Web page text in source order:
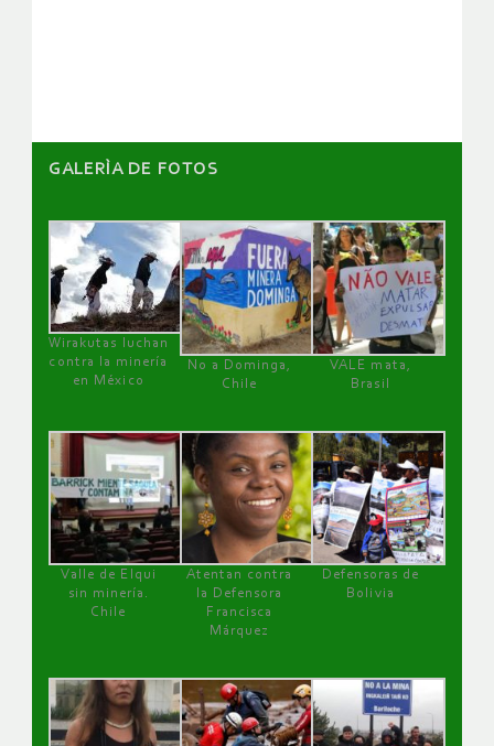
GALERÌA DE FOTOS
Wirakutas luchan
contra la minería
en México
No a Dominga,
Chile
VALE mata,
Brasil
Valle de Elqui
sin minería.
Chile
Atentan contra
la Defensora
Francisca
Márquez
Defensoras de
Bolivia